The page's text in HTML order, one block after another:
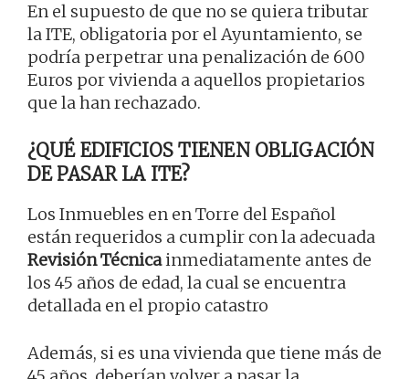
En el supuesto de que no se quiera tributar
la ITE, obligatoria por el Ayuntamiento, se
podría perpetrar una penalización de 600
Euros por vivienda a aquellos propietarios
que la han rechazado.
¿QUÉ EDIFICIOS TIENEN OBLIGACIÓN
DE PASAR LA ITE?
Los Inmuebles en en Torre del Español
están requeridos a cumplir con la adecuada
Revisión Técnicainmediatamente antes de
los 45 años de edad, la cual se encuentra
detallada en el propio catastro
Además, si es una vivienda que tiene más de